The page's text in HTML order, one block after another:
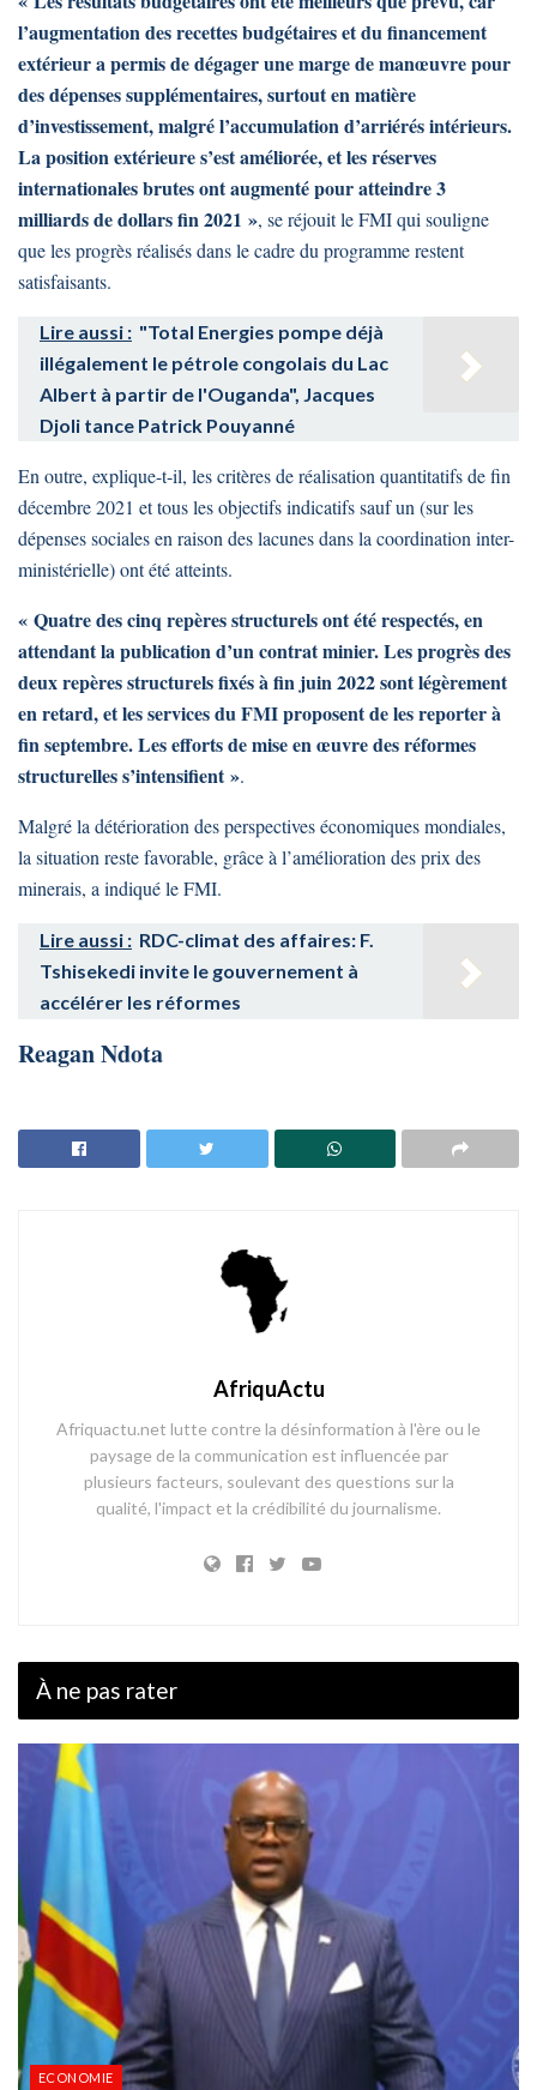
l’augmentation des recettes budgétaires et du financement
extérieur a permis de dégager une marge de manœuvre pour
des dépenses supplémentaires, surtout en matière
d’investissement, malgré l’accumulation d’arriérés intérieurs.
La position extérieure s’est améliorée, et les réserves
internationales brutes ont augmenté pour atteindre 3
milliards de dollars fin 2021 », se réjouit le FMI qui souligne
que les progrès réalisés dans le cadre du programme restent
satisfaisants.
Lire aussi : "Total Energies pompe déjà
illégalement le pétrole congolais du Lac
Albert à partir de l'Ouganda", Jacques
Djoli tance Patrick Pouyanné
En outre, explique-t-il, les critères de réalisation quantitatifs de fin
décembre 2021 et tous les objectifs indicatifs sauf un (sur les
dépenses sociales en raison des lacunes dans la coordination inter-
ministérielle) ont été atteints.
« Quatre des cinq repères structurels ont été respectés, en
attendant la publication d’un contrat minier. Les progrès des
deux repères structurels fixés à fin juin 2022 sont légèrement
en retard, et les services du FMI proposent de les reporter à
fin septembre. Les efforts de mise en œuvre des réformes
structurelles s’intensifient ».
Malgré la détérioration des perspectives économiques mondiales,
la situation reste favorable, grâce à l’amélioration des prix des
minerais, a indiqué le FMI.
Lire aussi : RDC-climat des affaires: F.
Tshisekedi invite le gouvernement à
accélérer les réformes
Reagan Ndota
AfriquActu
Afriquactu.net lutte contre la désinformation à l'ère ou le
paysage de la communication est influencée par
plusieurs facteurs, soulevant des questions sur la
qualité, l'impact et la crédibilité du journalisme.
À ne pas rater
ECONOMIE